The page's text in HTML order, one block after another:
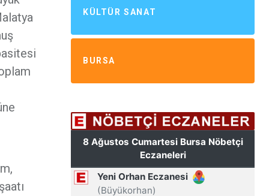
KÜLTÜR SANAT
BURSA